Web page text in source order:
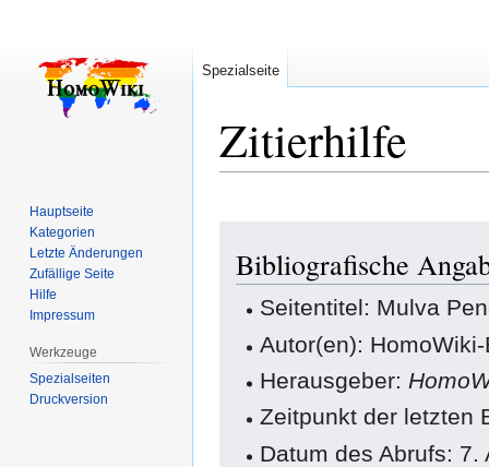
Zitierhilfe
Navigation
springen
Suche
springen
Bibliografische
Seitentitel: Mulva
Autor(en):
Herausgeber:
Zeitpunkt der letzten
Datum des Abrufs:
Spezialseite
Hauptseite
Kategorien
Letzte Änderungen
Zufällige Seite
Hilfe
Impressum
Werkzeuge
Spezialseiten
Druckversion